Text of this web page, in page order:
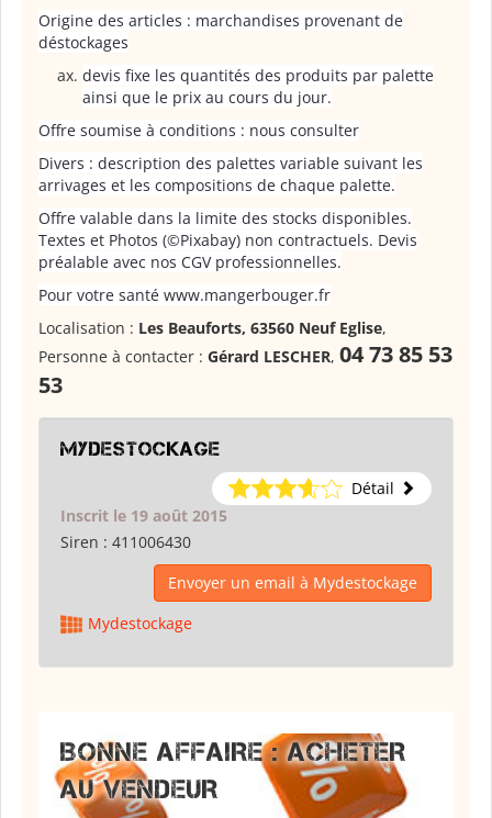
Origine des articles : marchandises provenant de
déstockages
devis fixe les quantités des produits par palette
ainsi que le prix au cours du jour.
Offre soumise à conditions : nous consulter
Divers : description des palettes variable suivant les
arrivages et les compositions de chaque palette.
Offre valable dans la limite des stocks disponibles.
Textes et Photos (©Pixabay) non contractuels. Devis
préalable avec nos CGV professionnelles.
Pour votre santé www.mangerbouger.fr
Localisation : Les Beauforts, 63560 Neuf Eglise,
Personne à contacter : Gérard LESCHER, 04 73 85 53
53
Mydestockage
Détail
Inscrit le 19 août 2015
Siren : 411006430
Envoyer un email à Mydestockage
Mydestockage
BONNE AFFAIRE : ACHETER
AU VENDEUR